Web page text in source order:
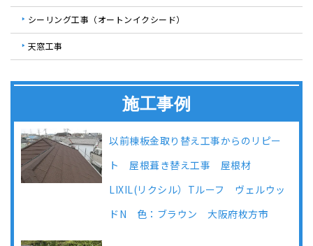
シーリング工事（オートンイクシード）
天窓工事
施工事例
以前棟板金取り替え工事からのリピー
ト 屋根葺き替え工事 屋根材
LIXIL(リクシル）Tルーフ ヴェルウッ
ドN 色：ブラウン 大阪府枚方市